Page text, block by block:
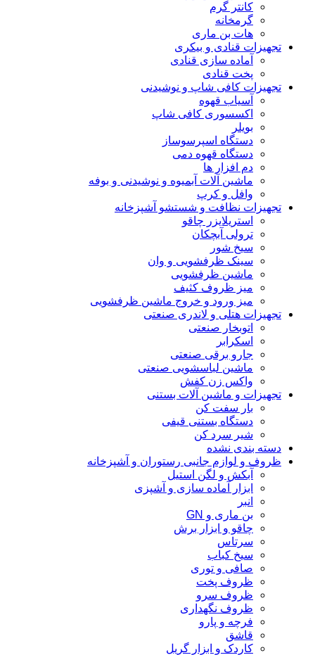
کانتر گرم
گرمخانه
هات بن ماری
تجهیزات قنادی و بیکری
آماده سازی قنادی
پخت قنادی
تجهیزات کافی شاپ و نوشیدنی
آسیاب قهوه
اکسسوری کافی شاپ
بویلر
دستگاه اسپرسوساز
دستگاه قهوه دمی
دم افزار ها
ماشین آلات آبمیوه و نوشیدنی و بوفه
وافل و کرپ
تجهیزات نظافت و شستشو آشپزخانه
استریلایزر چاقو
ترولی آبچکان
سیخ شور
سینک ظرفشویی و وان
ماشین ظرفشویی
میز ظروف کثیف
میز ورود و خروج ماشین ظرفشویی
تجهیزات هتلی و لاندری صنعتی
اتوبخار صنعتی
اسکرابر
جارو برقی صنعتی
ماشین لباسشویی صنعتی
واکس زن کفش
تجهیزات و ماشین آلات بستنی
بار سفت کن
دستگاه بستنی قیفی
شیر سرد کن
دسته بندی نشده
ظروف و لوازم جانبی رستوران و آشپزخانه
آبکش و لگن استیل
ابزار آماده سازی و آشپزی
انبر
بن ماری و GN
چاقو و ابزار برش
سرتاس
سیخ کباب
صافی و توری
ظروف پخت
ظروف سرو
ظروف نگهداری
فرچه و پارو
قاشق
کاردک و ابزار گریل